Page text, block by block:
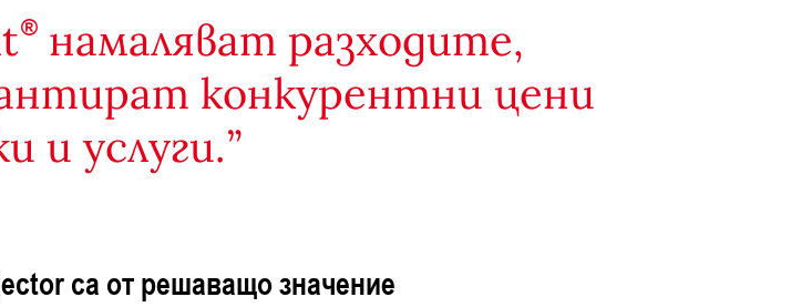
намаляват разходите,
конкурентни цени
и услуги.
са от решаващо значение